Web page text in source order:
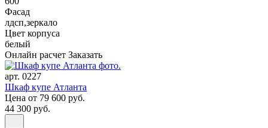
Фасад
лдсп,зеркало
Цвет корпуса
белый
Онлайн расчет Заказать
арт. 0227
Шкаф купе Атланта
Цена от 79 600 руб.
44 300 руб.